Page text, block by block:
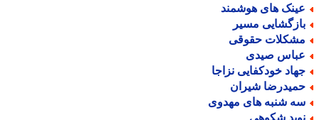
های هوشمند
مسیر
حقوقی
صیدی
خودکفایی نزاجا
شیران
شنبه های مهدوی